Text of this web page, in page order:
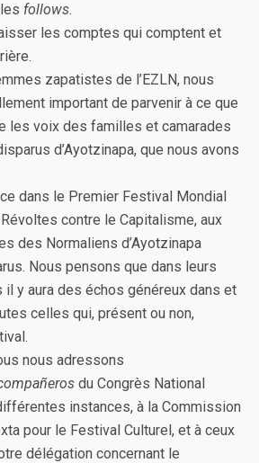
follows.
les comptes qui comptent et
zapatistes de l’EZLN, nous
important de parvenir à ce que
les voix des familles et camarades
d’Ayotzinapa, que nous avons
dans le Premier Festival Mondial
contre le Capitalisme, aux
des Normaliens d’Ayotzinapa
Nous pensons que dans leurs
y aura des échos généreux dans et
celles qui, présent ou non,
nous adressons
du Congrès National
instances, à la Commission
pour le Festival Culturel, et à ceux
délégation concernant le